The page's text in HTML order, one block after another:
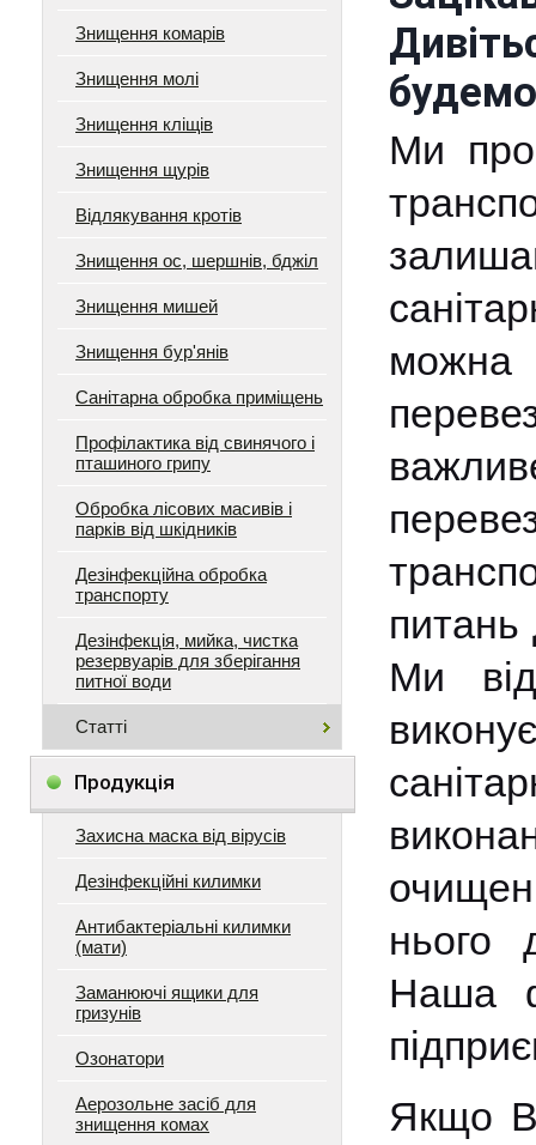
Знищення комарів
Знищення молі
Знищення кліщів
Знищення щурів
Відлякування кротів
Знищення ос, шершнів, бджіл
Знищення мишей
Знищення бур'янів
Санітарна обробка приміщень
Профілактика від свинячого і
пташиного грипу
Обробка лісових масивів і
парків від шкідників
Дезінфекційна обробка
транспорту
Дезінфекція, мийка, чистка
резервуарів для зберігання
питної води
Статті
Продукція
Захисна маска від вірусів
Дезінфекційні килимки
Антибактеріальні килимки
(мати)
Заманюючі ящики для
гризунів
Озонатори
Аерозольне засіб для
знищення комах
Ми
можна
питань
Ми
нього
Наша
Якщо